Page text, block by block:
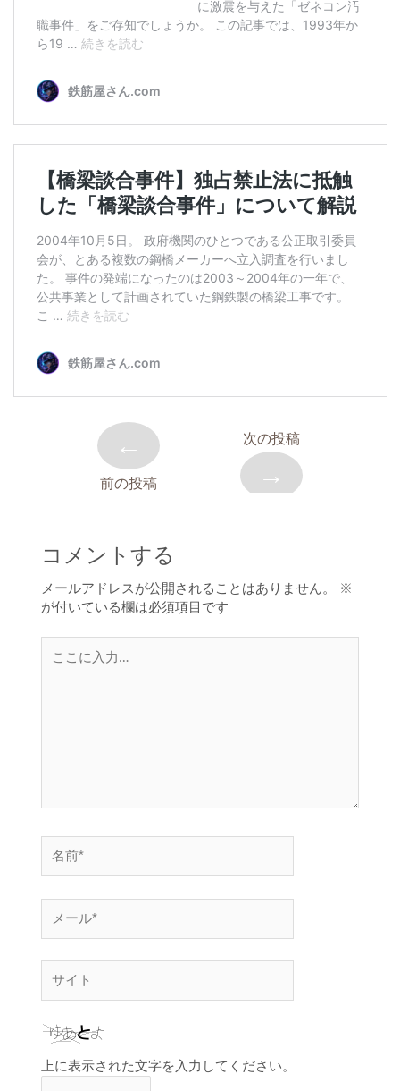
←
前の投稿
次の投稿
→
コメントする
メールアドレスが公開されることはありません。
※
が付いている欄は必須項目です
上に表示された文字を入力してください。